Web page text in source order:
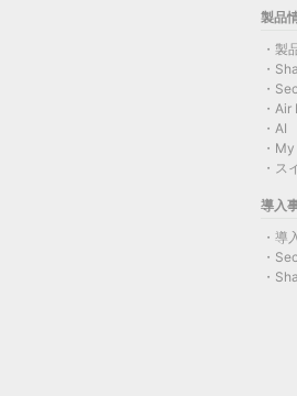
製品
製
Air
AI
ス
導入
導